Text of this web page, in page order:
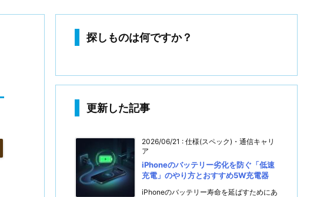
探しものは何ですか？
更新した記事
2026/06/21 : 仕様(スペック)・通信キャリ
ア
iPhoneのバッテリー劣化を防ぐ「低速
充電」のやり方とおすすめ5W充電器
iPhoneのバッテリー寿命を延ばすためにあ